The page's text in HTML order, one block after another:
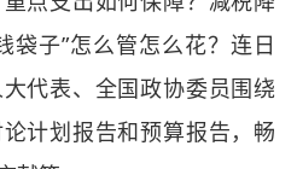
袋子”怎么管怎么花？连日
代表、全国政协委员围绕
计划报告和预算报告，畅